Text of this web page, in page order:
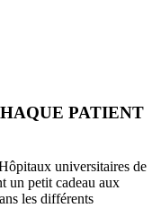
PATIENT
universitaires de
un petit cadeau aux
les différents